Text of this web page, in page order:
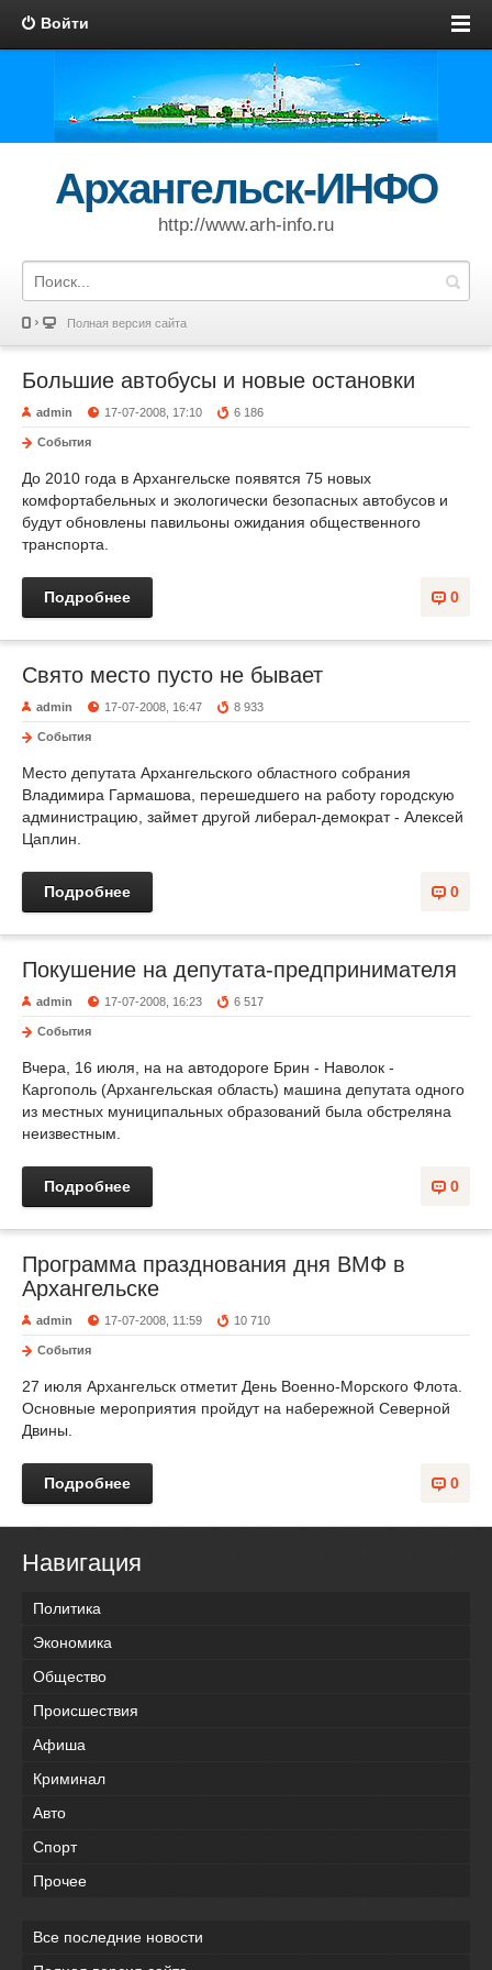
Войти
Архангельск-ИНФО
http://www.arh-info.ru
Полная версия сайта
Большие автобусы и новые остановки
admin 17-07-2008, 17:10 6 186
События
До 2010 года в Архангельске появятся 75 новых
комфортабельных и экологически безопасных автобусов и
будут обновлены павильоны ожидания общественного
транспорта.
0
Подробнее
Свято место пусто не бывает
admin 17-07-2008, 16:47 8 933
События
Место депутата Архангельского областного собрания
Владимира Гармашова, перешедшего на работу городскую
администрацию, займет другой либерал-демократ - Алексей
Цаплин.
0
Подробнее
Покушение на депутата-предпринимателя
admin 17-07-2008, 16:23 6 517
События
Вчера, 16 июля, на на автодороге Брин - Наволок -
Каргополь (Архангельская область) машина депутата одного
из местных муниципальных образований была обстреляна
неизвестным.
0
Подробнее
Программа празднования дня ВМФ в
Архангельске
admin 17-07-2008, 11:59 10 710
События
27 июля Архангельск отметит День Военно-Морского Флота.
Основные мероприятия пройдут на набережной Северной
Двины.
0
Подробнее
Навигация
Политика
Экономика
Общество
Происшествия
Афиша
Криминал
Авто
Спорт
Прочее
Все последние новости